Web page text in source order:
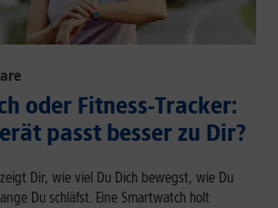
oder Fitness-Tracker:
passt besser zu Dir?
zeigt Dir, wie viel Du Dich bewegst, wie Du
Du schläfst. Eine Smartwatch holt